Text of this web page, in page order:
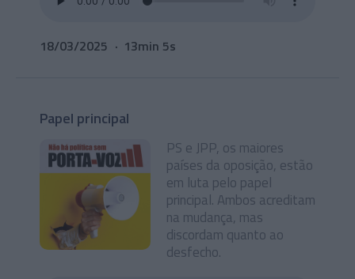
18/03/2025 13min 5s
Papel principal
PS e JPP, os maiores
países da oposição, estão
em luta pelo papel
principal. Ambos acreditam
na mudança, mas
discordam quanto ao
desfecho.